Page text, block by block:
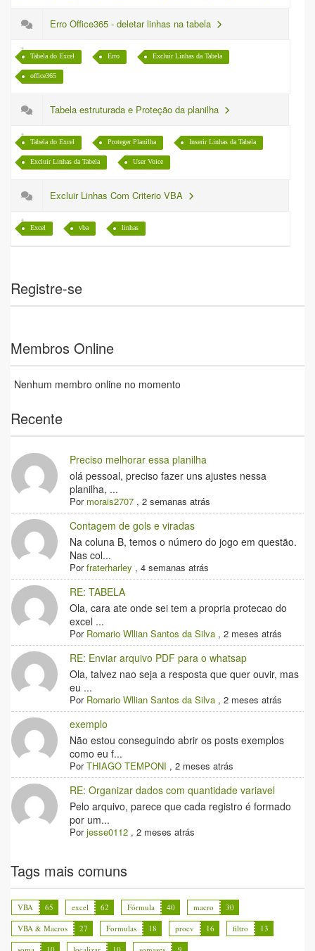
Erro Office365 - deletar linhas na tabela
Tabela do Excel Erro Excluir Linhas da Tabela
office365
Tabela estruturada e Proteção da planilha
Tabela do Excel Proteger Planilha Inserir Linhas da Tabela
Excluir Linhas da Tabela User Voice
Excluir Linhas Com Criterio VBA
Excel vba linhas
Registre-se
Membros Online
Nenhum membro online no momento
Recente
Preciso melhorar essa planilha
olá pessoal, preciso fazer uns ajustes nessa
planilha, ...
Por morais2707 ,2 semanas atrás
Contagem de gols e viradas
Na coluna B, temos o número do jogo em questão.
Nas col...
Porfraterharley ,4 semanas atrás
RE: TABELA
Ola, cara ate onde sei tem a propria protecao do
excel ...
Por Romario Wllian Santos da Silva ,2 meses atrás
RE: Enviar arquivo PDF para o whatsap
Ola, talvez nao seja a resposta que quer ouvir, mas
eu ...
Por Romario Wllian Santos da Silva ,2 meses atrás
exemplo
Não estou conseguindo abrir os posts exemplos
como eu f...
PorTHIAGO TEMPONI ,2 meses atrás
RE: Organizar dados com quantidade variavel
Pelo arquivo, parece que cada registro é formado
por um...
Porjesse0112 ,2 meses atrás
Tags mais comuns
VBA 65 excel 62 Fórmula 40 macro
30
VBA & Macros
27 Formulas 18 procv 16 filtro
13
soma
10 localizar 10 somases 9